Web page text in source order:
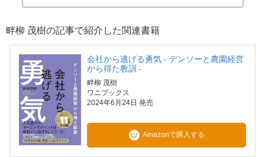
畔柳 茂樹の記事で紹介した関連書籍
会社から逃げる勇気 - デンソーと農園経営
から得た教訓 -
畔柳 茂樹
ワニブックス
2024年6月24日 発売
Amazonで購入する